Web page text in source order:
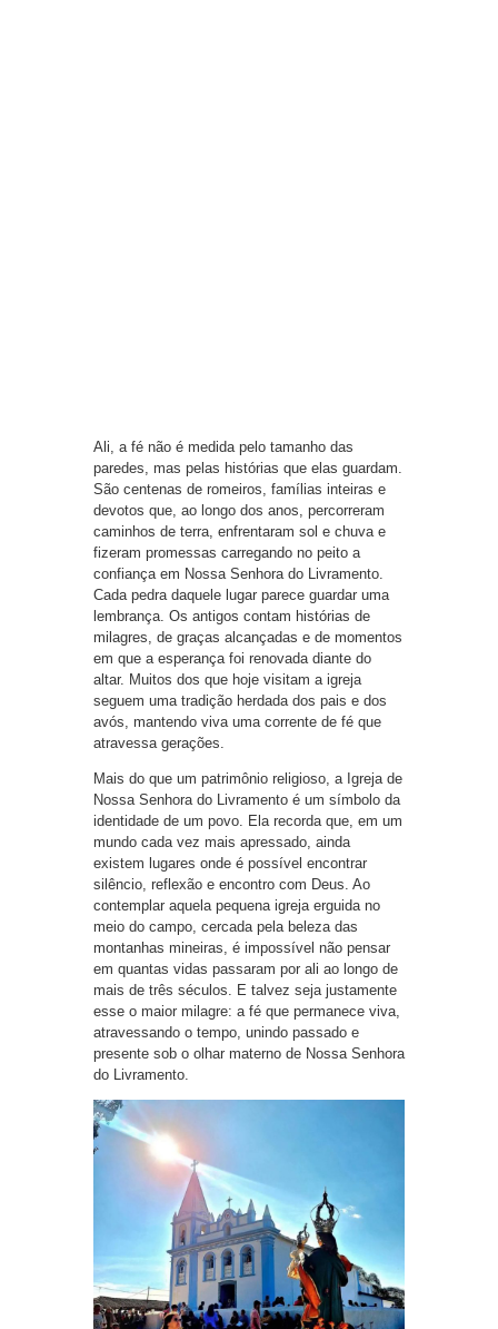
Ali, a fé não é medida pelo tamanho das
paredes, mas pelas histórias que elas guardam.
São centenas de romeiros, famílias inteiras e
devotos que, ao longo dos anos, percorreram
caminhos de terra, enfrentaram sol e chuva e
fizeram promessas carregando no peito a
confiança em Nossa Senhora do Livramento.
Cada pedra daquele lugar parece guardar uma
lembrança. Os antigos contam histórias de
milagres, de graças alcançadas e de momentos
em que a esperança foi renovada diante do
altar. Muitos dos que hoje visitam a igreja
seguem uma tradição herdada dos pais e dos
avós, mantendo viva uma corrente de fé que
atravessa gerações.
Mais do que um patrimônio religioso, a Igreja de
Nossa Senhora do Livramento é um símbolo da
identidade de um povo. Ela recorda que, em um
mundo cada vez mais apressado, ainda
existem lugares onde é possível encontrar
silêncio, reflexão e encontro com Deus. Ao
contemplar aquela pequena igreja erguida no
meio do campo, cercada pela beleza das
montanhas mineiras, é impossível não pensar
em quantas vidas passaram por ali ao longo de
mais de três séculos. E talvez seja justamente
esse o maior milagre: a fé que permanece viva,
atravessando o tempo, unindo passado e
presente sob o olhar materno de Nossa Senhora
do Livramento.